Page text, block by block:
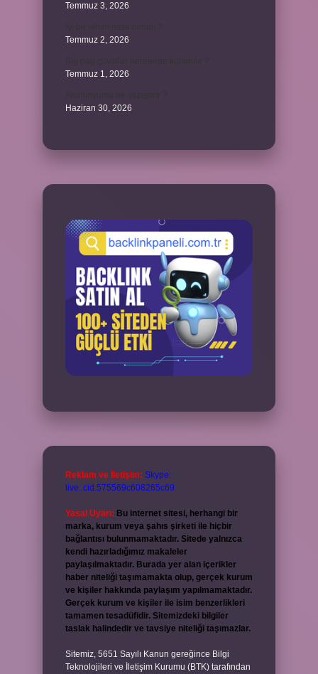
Temmuz 3, 2026
Temmuz 2, 2026
Temmuz 1, 2026
Haziran 30, 2026
Reklam ve İletişim: Skype:
live:.cid.575569c608265c69
Yasal Uyarı: Bu internet sitesi, herhangi bir
marka, kurum veya şahıs şirketi ile hiçbir
bağlantısı bulunmamaktadır. Sitede yalnızca
kendi hazırladığımız makaleler
paylaşılmaktadır. Burada yer alan içerikler
haber niteliği taşımamakta olup, gerçek kurum
ve kişiler hakkında paylaşım yapılmamaktadır.
Gerçek kurum ve kişiler ile isim benzerlikleri
tamamen tesadüfidir. Sitemizdeki bilgiler
taslak halindedir ve tavsiye niteliği taşımazlar.
Sitemiz, 5651 Sayılı Kanun gereğince Bilgi
Teknolojileri ve İletişim Kurumu (BTK) tarafından